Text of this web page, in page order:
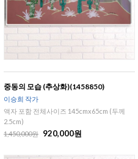
중동의 모습 (추상화)(1458850)
이승희 작가
액자 포함 전체사이즈 145cmx65cm (두께
2.5cm)
1,450,000원
920,000원